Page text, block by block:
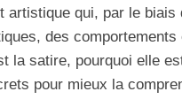
qui, par le biais
des
la satire, pourquoi elle
pour mieux la